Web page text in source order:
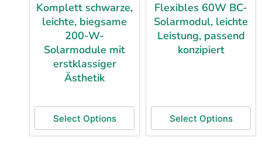
Komplett schwarze,
leichte, biegsame
200-W-
Solarmodule mit
erstklassiger
Ästhetik
Select Options
Flexibles 60W BC-
Solarmodul, leichte
Leistung, passend
konzipiert
Select Options